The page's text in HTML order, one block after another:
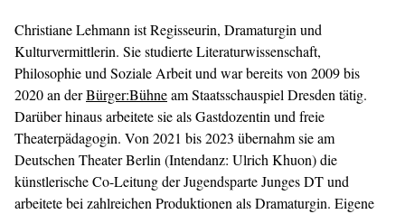
Christiane Lehmann ist Regisseurin, Dramaturgin und
Kulturvermittlerin. Sie studierte Literaturwissenschaft,
Philosophie und Soziale Arbeit und war bereits von 2009 bis
2020 an derBürger:Bühneam Staatsschauspiel Dresden tätig.
Darüber hinaus arbeitete sie als Gastdozentin und freie
Theaterpädagogin. Von 2021 bis 2023 übernahm sie am
Deutschen Theater Berlin (Intendanz: Ulrich Khuon) die
künstlerische Co-Leitung der Jugendsparte Junges DT und
arbeitete bei zahlreichen Produktionen als Dramaturgin. Eigene